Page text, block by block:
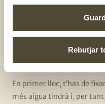
Rebutjar
mica de suc de llimona i
Com saber
està
En primer lloc, t’has de
més aigua tindrà i, per